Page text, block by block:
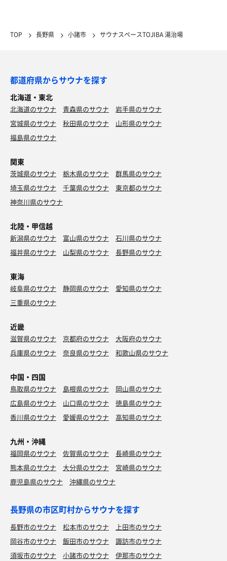
TOP 長野県 小諸市 サウナスペースTOJIBA 湯治場
都道府県からサウナを探す
北海道・東北
北海道のサウナ 青森県のサウナ
岩手県のサウナ
宮城県のサウナ
秋田県のサウナ
山形県のサウナ
福島県のサウナ
関東
茨城県のサウナ 栃木県のサウナ
群馬県のサウナ
埼玉県のサウナ
千葉県のサウナ
東京都のサウナ
神奈川県のサウナ
北陸・甲信越
新潟県のサウナ 富山県のサウナ
石川県のサウナ
福井県のサウナ
山梨県のサウナ 長野県のサウナ
東海
岐阜県のサウナ 静岡県のサウナ
愛知県のサウナ
三重県のサウナ
近畿
滋賀県のサウナ 京都府のサウナ
大阪府のサウナ
兵庫県のサウナ
奈良県のサウナ 和歌山県のサウナ
中国・四国
鳥取県のサウナ 島根県のサウナ
岡山県のサウナ
広島県のサウナ
山口県のサウナ
徳島県のサウナ
香川県のサウナ
愛媛県のサウナ 高知県のサウナ
九州・沖縄
福岡県のサウナ 佐賀県のサウナ
長崎県のサウナ
熊本県のサウナ
大分県のサウナ
宮崎県のサウナ
鹿児島県のサウナ
沖縄県のサウナ
長野県の市区町村からサウナを探す
長野市のサウナ 松本市のサウナ
上田市のサウナ
岡谷市のサウナ
飯田市のサウナ
諏訪市のサウナ
須坂市のサウナ
小諸市のサウナ
伊那市のサウナ